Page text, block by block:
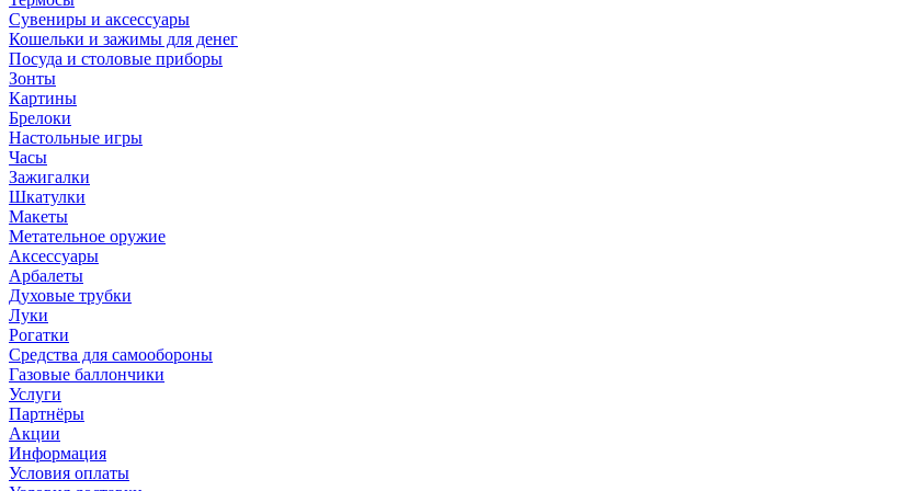
Сувениры и аксессуары
Кошельки и зажимы для денег
Посуда и столовые приборы
Зонты
Картины
Брелоки
Настольные игры
Часы
Зажигалки
Шкатулки
Макеты
Метательное оружие
Аксессуары
Арбалеты
Духовые трубки
Луки
Рогатки
Средства для самообороны
Газовые баллончики
Услуги
Партнёры
Акции
Информация
Условия оплаты